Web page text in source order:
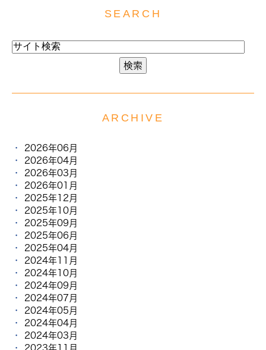
SEARCH
ARCHIVE
2026年06月
2026年04月
2026年03月
2026年01月
2025年12月
2025年10月
2025年09月
2025年06月
2025年04月
2024年11月
2024年10月
2024年09月
2024年07月
2024年05月
2024年04月
2024年03月
2023年11月